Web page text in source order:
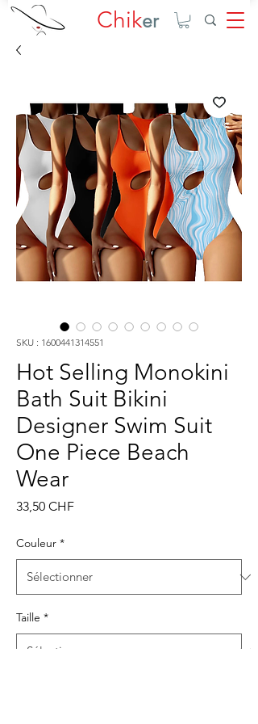
Chiker
SKU : 1600441314551
Hot Selling Monokini
Bath Suit Bikini
Designer Swim Suit
One Piece Beach
Wear
33,50 CHFPrix
Couleur *
Taille *